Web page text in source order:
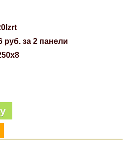
руб. за 2 панели